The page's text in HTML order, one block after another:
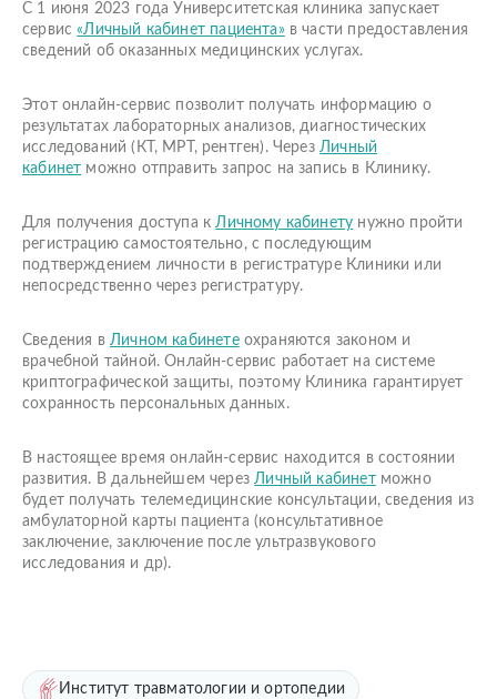
С 1 июня 2023 года Университетская клиника запускает
сервис«Личный кабинет пациента»в части предоставления
сведений об оказанных медицинских услугах.
Этот онлайн-сервис позволит получать информацию о
результатах лабораторных анализов, диагностических
исследований (КТ, МРТ, рентген). ЧерезЛичный
кабинет можно отправить запрос на запись в Клинику.
Для получения доступа кЛичному кабинету нужно пройти
регистрацию самостоятельно, с последующим
подтверждением личности в регистратуре Клиники или
непосредственно через регистратуру.
Сведения в Личном кабинетеохраняются законом и
врачебной тайной. Онлайн-сервис работает на системе
криптографической защиты, поэтому Клиника гарантирует
сохранность персональных данных.
В настоящее время онлайн-сервис находится в состоянии
развития. В дальнейшем черезЛичный кабинетможно
будет получать телемедицинские консультации, сведения из
амбулаторной карты пациента (консультативное
заключение, заключение после ультразвукового
исследования и др).
Институт травматологии и ортопедии